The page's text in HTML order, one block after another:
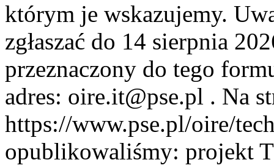
którym je wskazujemy.
zgłaszać do 14 sierpnia
przeznaczony do tego
adres: oire.it@pse.pl . Na
https://www.pse.pl/oire/
opublikowaliśmy: projekt